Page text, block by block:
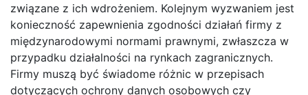
związane z ich wdrożeniem. Kolejnym wyzwaniem jest
konieczność zapewnienia zgodności działań firmy z
międzynarodowymi normami prawnymi, zwłaszcza w
przypadku działalności na rynkach zagranicznych.
Firmy muszą być świadome różnic w przepisach
dotyczących ochrony danych osobowych czy